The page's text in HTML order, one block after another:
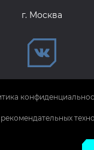
г. Москва
Все права